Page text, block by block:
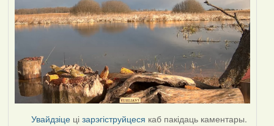
Увайдзіце цізарэгіструйцеся каб пакідаць каментары.